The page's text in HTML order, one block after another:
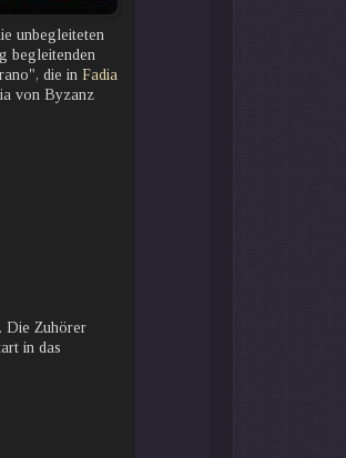
unbegleiteten
begleitenden
die in Fadia
von Byzanz
Die Zuhörer
in das